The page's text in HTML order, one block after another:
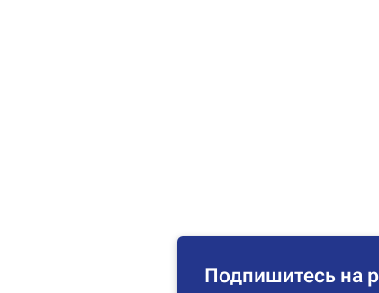
Подпишитесь на